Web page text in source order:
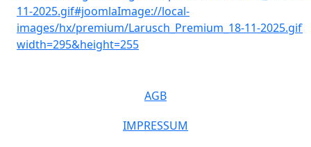
AGB
IMPRESSUM